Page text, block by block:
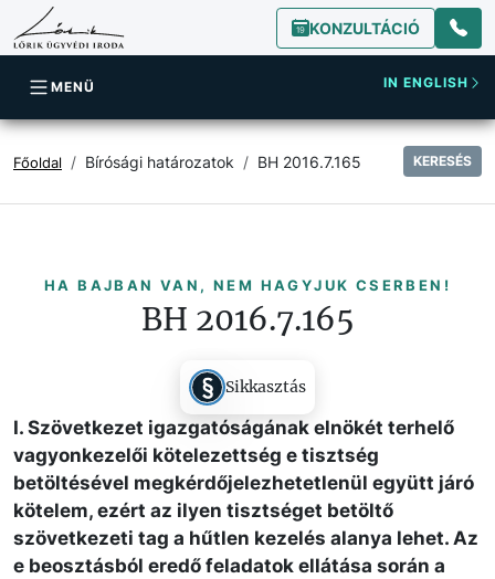
KONZULTÁCIÓ
MENÜ IN ENGLISH
Főoldal Bírósági határozatok BH 2016.7.165 KERESÉS
HA BAJBAN VAN, NEM HAGYJUK CSERBEN!
BH 2016.7.165
Sikkasztás
I. Szövetkezet igazgatóságának elnökét terhelő
vagyonkezelői kötelezettség e tisztség
betöltésével megkérdőjelezhetetlenül együtt járó
kötelem, ezért az ilyen tisztséget betöltő
szövetkezeti tag a hűtlen kezelés alanya lehet. Az
e beosztásból eredő feladatok ellátása során a